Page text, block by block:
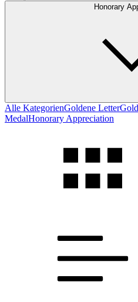
Honorary
Alle KategorienGoldene Letter
MedalHonorary Appreciation